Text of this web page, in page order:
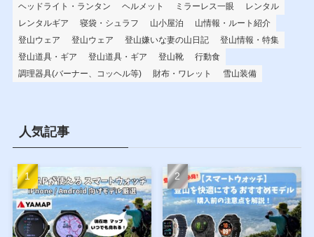
ヘッドライト・ランタン
ヘルメット ミラーレス一眼
レンタル
レンタルギア
寝袋・シュラフ 山小屋泊
山情報・ルート紹介
登山ウェア
登山ウェア 登山嫌いな妻の山日記
登山情報・特集
登山道具・ギア
登山道具・ギア 登山靴
行動食
調理器具(バーナー、コッヘル等)
財布・ワレット 雪山装備
人気記事